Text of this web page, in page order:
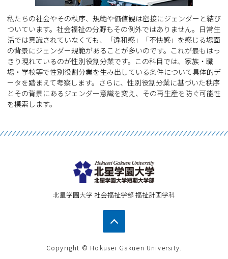
私たちの社会やその秩序、規範や価値観は密接にジェンダーと結び
ついています。社会福祉の分野もその例外ではありません。日常生
活では意識されていなくても、「違和感」「不快感」を感じる場面
の背景にジェンダー規範があることが多いのです。これが最もはっ
きり現れているのが性別役割分業です。この科目では、家族・職
場・学校等で性別役割分業を生み出している条件について具体的デ
ータを踏まえて考察します。さらに、性別役割分業に基づいた秩序
とその背景にあるジェンダー意識を変え、その再生産を防ぐ可能性
を模索します。
北星学園大学 社会福祉学部 福祉計画学科
Copyright © Hokusei Gakuen University.